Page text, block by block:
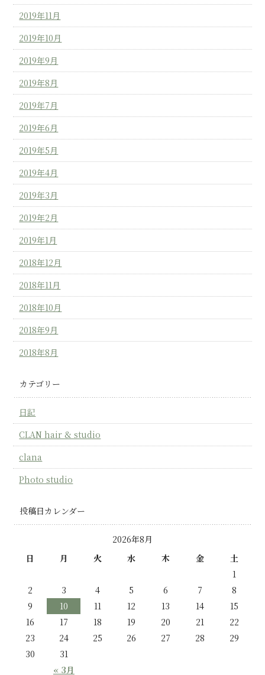
2019年11月
2019年10月
2019年9月
2019年8月
2019年7月
2019年6月
2019年5月
2019年4月
2019年3月
2019年2月
2019年1月
2018年12月
2018年11月
2018年10月
2018年9月
2018年8月
カテゴリー
日記
CLAN hair & studio
clana
Photo studio
投稿日カレンダー
2026年8月
日
月 火 水 木 金 土
« 3月
1
2
3 4 5 6 7
8
9
10 11 12 13 14
15
16
17 18 19 20 21
22
23
24 25 26 27 28
29
30
31